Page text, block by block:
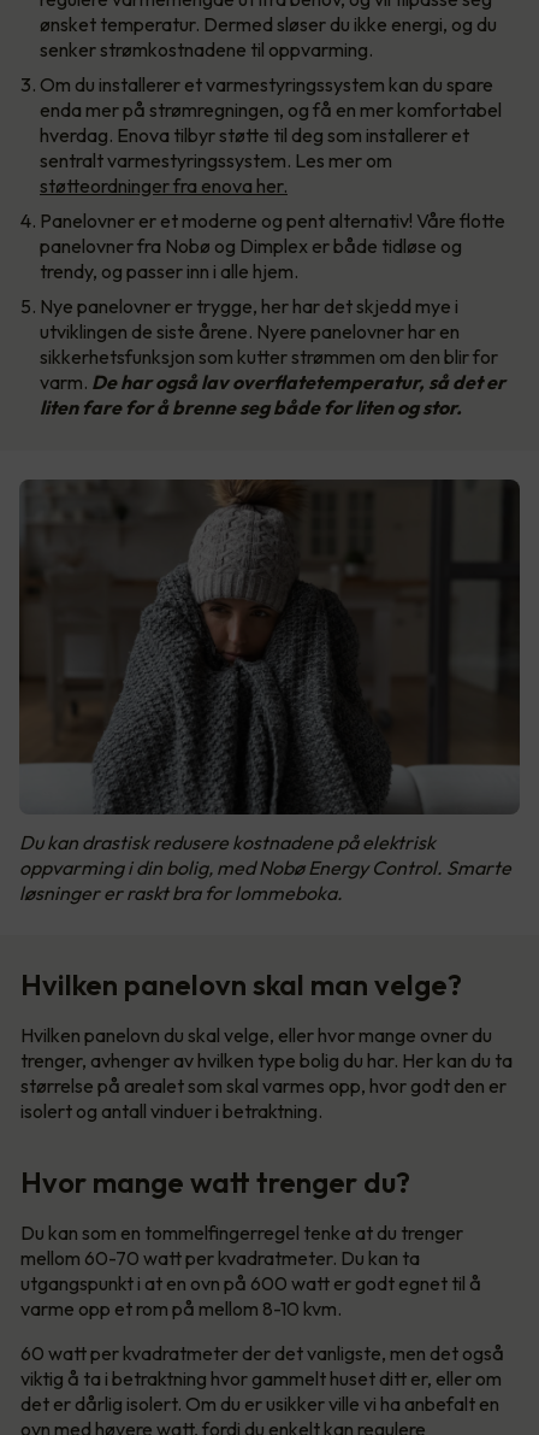
ønsket temperatur. Dermed sløser du ikke energi, og du
senker strømkostnadene til oppvarming.
Om du installerer et varmestyringssystem kan du spare
enda mer på strømregningen, og få en mer komfortabel
hverdag. Enova tilbyr støtte til deg som installerer et
sentralt varmestyringssystem. Les mer om
støtteordninger fra enova her.
Panelovner er et moderne og pent alternativ! Våre flotte
panelovner fra Nobø og Dimplex er både tidløse og
trendy, og passer inn i alle hjem.
Nye panelovner er trygge, her har det skjedd mye i
utviklingen de siste årene. Nyere panelovner har en
sikkerhetsfunksjon som kutter strømmen om den blir for
varm. De har også lav overflatetemperatur, så det er
liten fare for å brenne seg både for liten og stor.
Du kan drastisk redusere kostnadene på elektrisk
oppvarming i din bolig, med Nobø Energy Control. Smarte
løsninger er raskt bra for lommeboka.
Hvilken panelovn skal man velge?
Hvilken panelovn du skal velge, eller hvor mange ovner du
trenger, avhenger av hvilken type bolig du har. Her kan du ta
størrelse på arealet som skal varmes opp, hvor godt den er
isolert og antall vinduer i betraktning.
Hvor mange watt trenger du?
Du kan som en tommelfingerregel tenke at du trenger
mellom 60-70 watt per kvadratmeter. Du kan ta
utgangspunkt i at en ovn på 600 watt er godt egnet til å
varme opp et rom på mellom 8-10 kvm.
60 watt per kvadratmeter der det vanligste, men det også
viktig å ta i betraktning hvor gammelt huset ditt er, eller om
det er dårlig isolert. Om du er usikker ville vi ha anbefalt en
ovn med høyere watt, fordi du enkelt kan regulere